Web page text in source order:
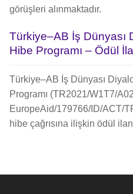
görüşleri alınmaktadır.
Türkiye–AB İş Dünyası
Hibe Programı – Ödül
Türkiye–AB İş Dünyası
Programı (TR2021/W1T7/
EuropeAid/179766/ID/ACT/
hibe çağrısına ilişkin ödül